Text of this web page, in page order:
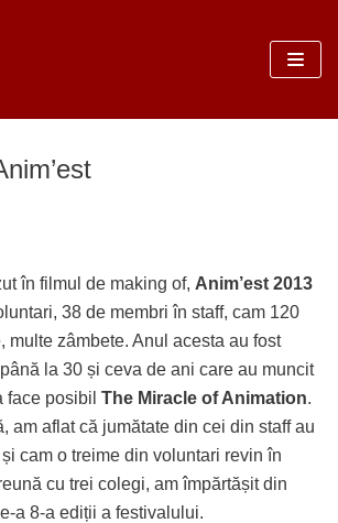
în filmul de making of, Anim’est 2013
38 de membri în staff, cam 120
multe zâmbete. Anul acesta au fost
la 30 și ceva de ani care au muncit
face posibil The Miracle of Animation.
am aflat că jumătate din cei din staff au
cam o treime din voluntari revin în
cu trei colegi, am împărtășit din
a 8-a ediții a festivalului.